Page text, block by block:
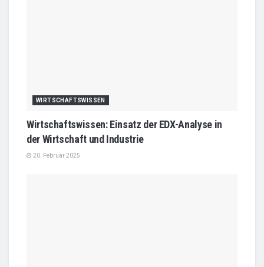
WIRTSCHAFTSWISSEN
Wirtschaftswissen: Einsatz der EDX-Analyse in
der Wirtschaft und Industrie
20. Februar 2025